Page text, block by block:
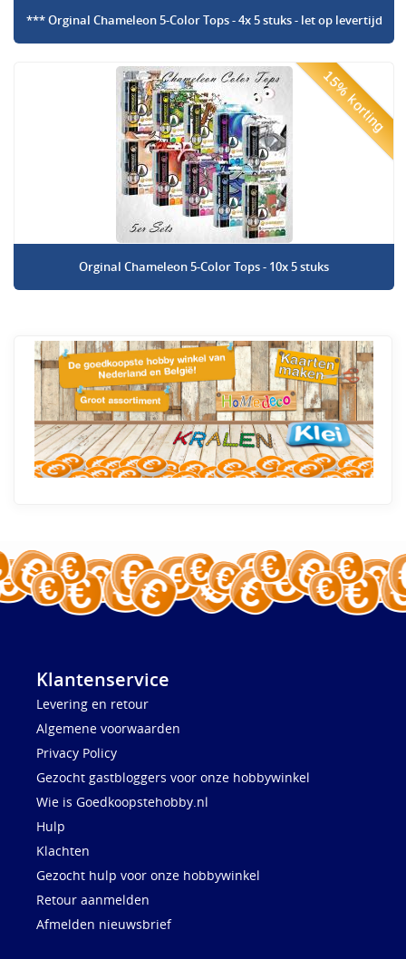
*** Orginal Chameleon 5-Color Tops - 4x 5 stuks - let op levertijd
15% korting
Orginal Chameleon 5-Color Tops - 10x 5 stuks
Klantenservice
Levering en retour
Algemene voorwaarden
Privacy Policy
Gezocht gastbloggers voor onze hobbywinkel
Wie is Goedkoopstehobby.nl
Hulp
Klachten
Gezocht hulp voor onze hobbywinkel
Retour aanmelden
Afmelden nieuwsbrief